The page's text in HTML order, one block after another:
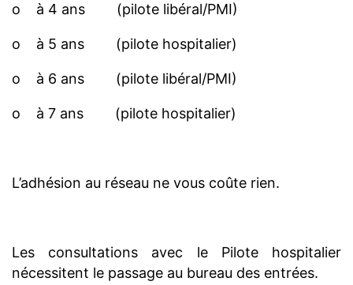
o à 4 ans (pilote libéral/PMI)
o à 5 ans (pilote hospitalier)
o à 6 ans (pilote libéral/PMI)
o à 7 ans (pilote hospitalier)
L’adhésion au réseau ne vous coûte rien.
Les consultations avec le Pilote hospitalier
nécessitent le passage au bureau des entrées.